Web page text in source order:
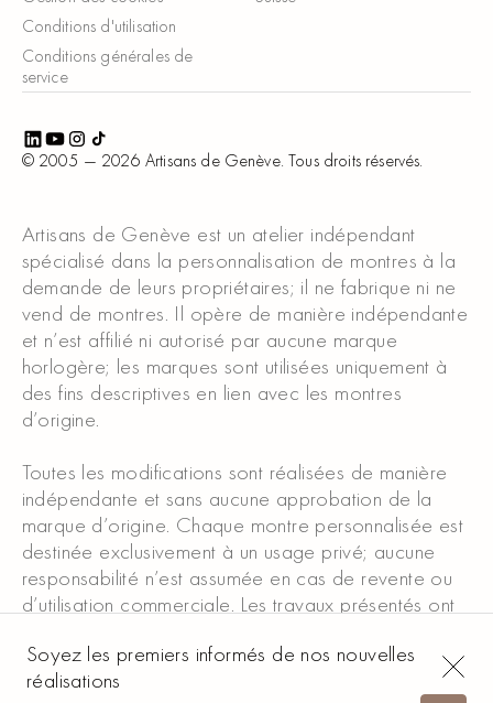
Conditions d'utilisation
Conditions générales de
service
© 2005 — 2026 Artisans de Genève. Tous droits réservés.
Artisans de Genève est un atelier indépendant
spécialisé dans la personnalisation de montres à la
demande de leurs propriétaires; il ne fabrique ni ne
vend de montres. Il opère de manière indépendante
et n’est affilié ni autorisé par aucune marque
horlogère; les marques sont utilisées uniquement à
des fins descriptives en lien avec les montres
d’origine.
Toutes les modifications sont réalisées de manière
indépendante et sans aucune approbation de la
marque d’origine. Chaque montre personnalisée est
destinée exclusivement à un usage privé; aucune
responsabilité n’est assumée en cas de revente ou
d’utilisation commerciale. Les travaux présentés ont
uniquement notre savoir-faire; ils ne constituent ni une
offre ni un engagement.
Soyez les premiers informés de nos nouvelles
réalisations